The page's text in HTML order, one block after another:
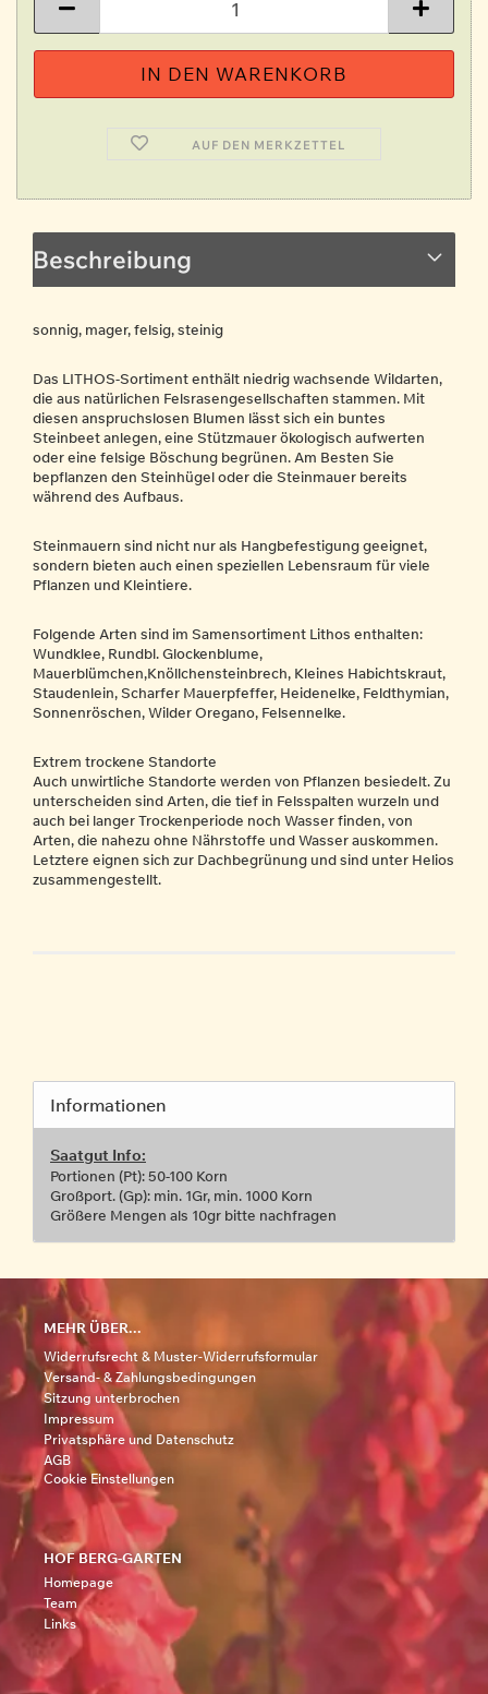
AUF DEN MERKZETTEL
Beschreibung
sonnig, mager, felsig, steinig
Das LITHOS-Sortiment enthält niedrig wachsende Wildarten,
die aus natürlichen Felsrasengesellschaften stammen. Mit
diesen anspruchslosen Blumen lässt sich ein buntes
Steinbeet anlegen, eine Stützmauer ökologisch aufwerten
oder eine felsige Böschung begrünen. Am Besten Sie
bepflanzen den Steinhügel oder die Steinmauer bereits
während des Aufbaus.
Steinmauern sind nicht nur als Hangbefestigung geeignet,
sondern bieten auch einen speziellen Lebensraum für viele
Pflanzen und Kleintiere.
Folgende Arten sind im Samensortiment Lithos enthalten:
Wundklee, Rundbl. Glockenblume,
Mauerblümchen,Knöllchensteinbrech, Kleines Habichtskraut,
Staudenlein, Scharfer Mauerpfeffer, Heidenelke, Feldthymian,
Sonnenröschen, Wilder Oregano, Felsennelke.
Extrem trockene Standorte
Auch unwirtliche Standorte werden von Pflanzen besiedelt. Zu
unterscheiden sind Arten, die tief in Felsspalten wurzeln und
auch bei langer Trockenperiode noch Wasser finden, von
Arten, die nahezu ohne Nährstoffe und Wasser auskommen.
Letztere eignen sich zur Dachbegrünung und sind unter Helios
zusammengestellt.
Informationen
Saatgut Info:
Portionen (Pt): 50-100 Korn
Großport. (Gp): min. 1Gr, min. 1000 Korn
Größere Mengen als 10gr bitte nachfragen
MEHR ÜBER...
Widerrufsrecht & Muster-Widerrufsformular
Versand- & Zahlungsbedingungen
Sitzung unterbrochen
Impressum
Privatsphäre und Datenschutz
AGB
Cookie Einstellungen
HOF BERG-GARTEN
Homepage
Team
Links